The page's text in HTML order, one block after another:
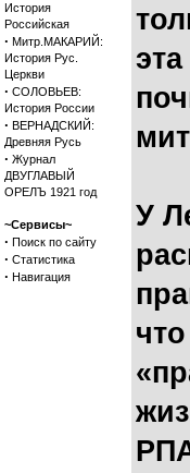
История
Российская
· Митр.МАКАРИЙ:
История Рус.
Церкви
· СОЛОВЬЕВ:
История России
· ВЕРНАДСКИЙ:
Древняя Русь
· Журнал
ДВУГЛАВЫЙ
ОРЕЛЪ 1921 год
~Сервисы~
· Поиск по сайту
· Статистика
· Навигация
У